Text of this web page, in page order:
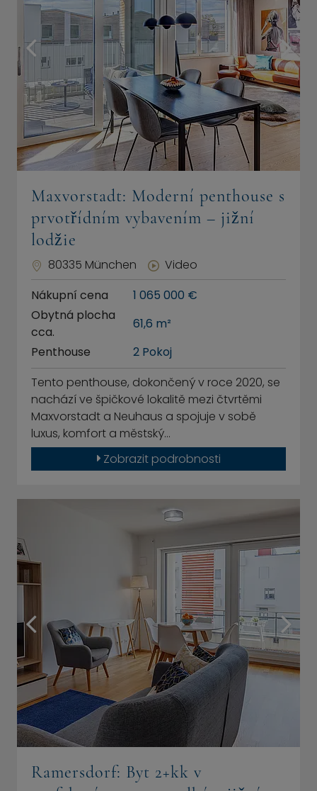
Maxvorstadt: Moderní penthouse s
prvotřídním vybavením – jižní
lodžie
80335 München
Video
Nákupní cena
1 065 000 €
Obytná plocha
cca.
61,6 m²
Penthouse
2 Pokoj
Tento penthouse, dokončený v roce 2020, se
nachází ve špičkové lokalitě mezi čtvrtěmi
Maxvorstadt a Neuhaus a spojuje v sobě
luxus, komfort a městský…
Zobrazit podrobnosti
Ramersdorf: Byt 2+kk v